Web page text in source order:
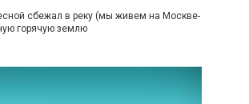
сбежал в реку (мы живем на Москве-
горячую землю